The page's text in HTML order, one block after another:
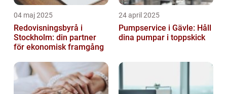
04 maj 2025
Redovisningsbyrå i
Stockholm: din partner
för ekonomisk framgång
24 april 2025
Pumpservice i Gävle: Håll
dina pumpar i toppskick